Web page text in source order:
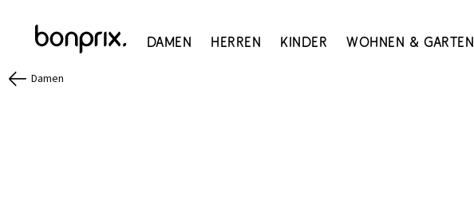
Damen Herren Kinder Wohnen & Garten
Damen